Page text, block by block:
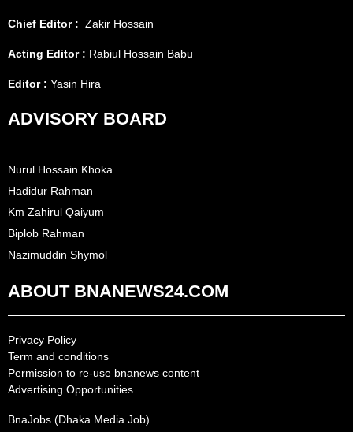
Chief Editor : Zakir Hossain
Acting Editor : Rabiul Hossain Babu
Editor : Yasin Hira
ADVISORY BOARD
Nurul Hossain Khoka
Hadidur Rahman
Km Zahirul Qaiyum
Biplob Rahman
Nazimuddin Shymol
ABOUT BNANEWS24.COM
Privacy Policy
Term and conditions
Permission to re-use bnanews content
Advertising Opportunities
BnaJobs (Dhaka Media Job)